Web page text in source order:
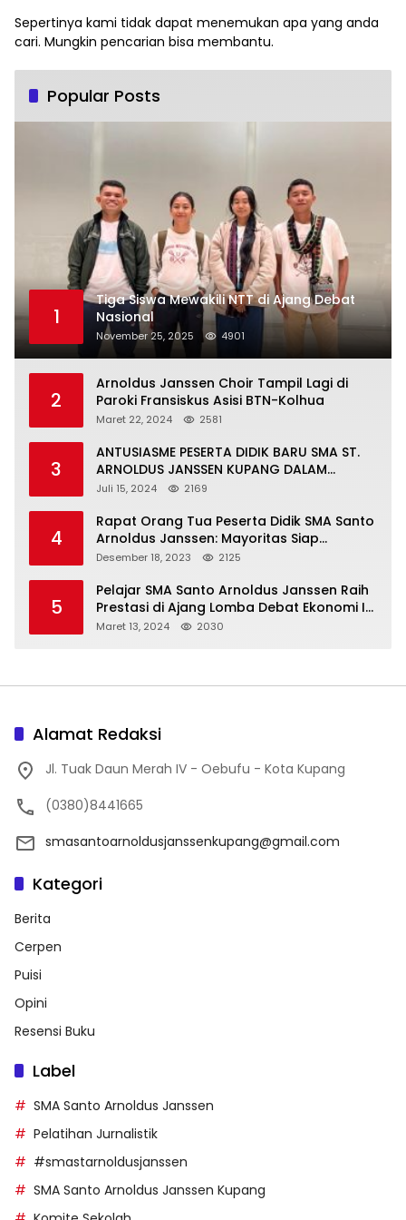
Sepertinya kami tidak dapat menemukan apa yang anda
cari. Mungkin pencarian bisa membantu.
Popular Posts
1
Tiga Siswa Mewakili NTT di Ajang Debat
Nasional
November 25, 2025 4901
2
Arnoldus Janssen Choir Tampil Lagi di
Paroki Fransiskus Asisi BTN-Kolhua
Maret 22, 2024 2581
3
ANTUSIASME PESERTA DIDIK BARU SMA ST.
ARNOLDUS JANSSEN KUPANG DALAM
MENGIKUTI MPLS HARI PERTAMA
Juli 15, 2024 2169
4
Rapat Orang Tua Peserta Didik SMA Santo
Arnoldus Janssen: Mayoritas Siap
Mendukung Komite Sekolah
Desember 18, 2023 2125
5
Pelajar SMA Santo Arnoldus Janssen Raih
Prestasi di Ajang Lomba Debat Ekonomi IV,
Gelar Best Speaker Diraih Viantri Azi
Maret 13, 2024 2030
Alamat Redaksi
Jl. Tuak Daun Merah IV - Oebufu - Kota Kupang
(0380)8441665
smasantoarnoldusjanssenkupang@gmail.com
Kategori
Berita
Cerpen
Puisi
Opini
Resensi Buku
Label
SMA Santo Arnoldus Janssen
Pelatihan Jurnalistik
#smastarnoldusjanssen
SMA Santo Arnoldus Janssen Kupang